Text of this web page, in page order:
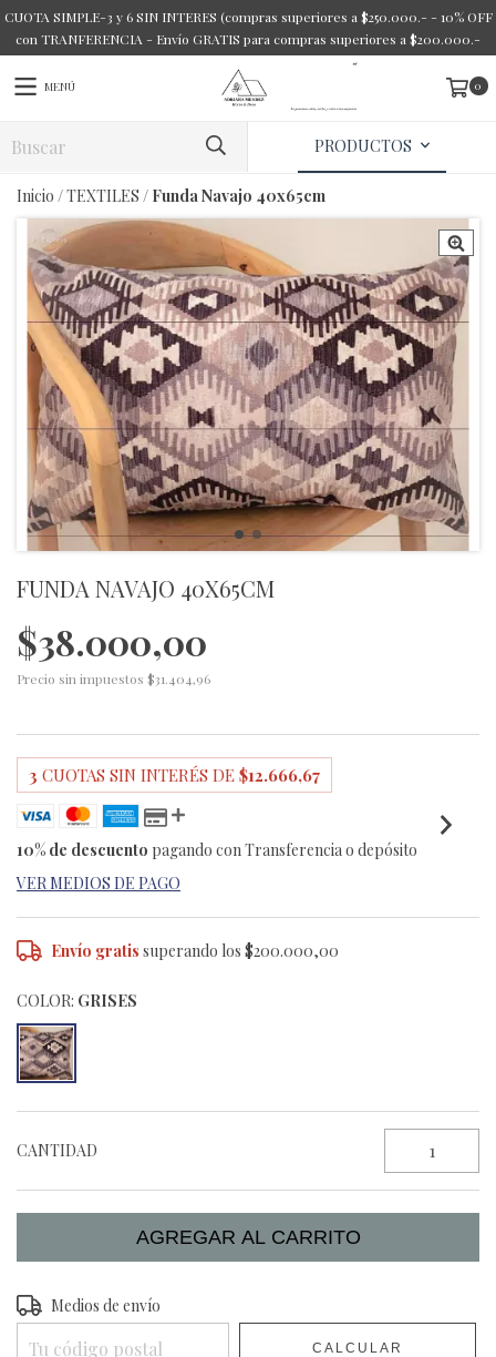
CUOTA SIMPLE-3 y 6 SIN INTERES (compras superiores a $250.000.- - 10% OFF
con TRANFERENCIA - Envío GRATIS para compras superiores a $200.000.-
MENÚ 0
PRODUCTOS
Inicio /TEXTILES / Funda Navajo 40x65cm
FUNDA NAVAJO 40X65CM
$38.000,00
Precio sin impuestos $31.404,96
3 CUOTAS SIN INTERÉS DE $12.666,67
10% de descuento pagando con Transferencia o depósito
VER MEDIOS DE PAGO
Envío gratis superando los$200.000,00
COLOR: GRISES
CANTIDAD
Entregas para el CP:
Medios de envío
CALCULAR